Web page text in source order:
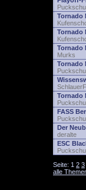
Tornado
Tornado
Tornado
Murks
Tornado
Tornado
FASS
Der
deralte
ESC
Seite: 1 2 3
alle